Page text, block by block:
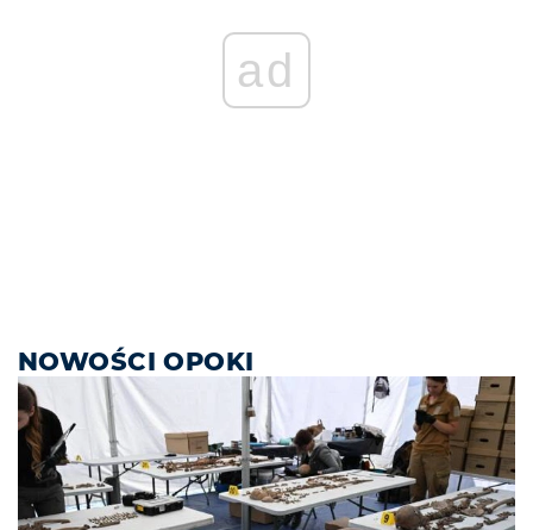
ad
NOWOŚCI OPOKI